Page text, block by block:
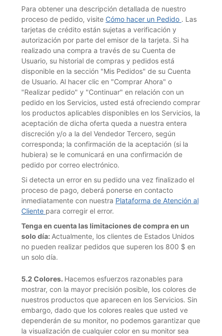
Para obtener una descripción detallada de nuestro
proceso de pedido, visite Cómo hacer un Pedido . Las
tarjetas de crédito están sujetas a verificación y
autorización por parte del emisor de la tarjeta. Si ha
realizado una compra a través de su Cuenta de
Usuario, su historial de compras y pedidos está
disponible en la sección "Mis Pedidos" de su Cuenta
de Usuario. Al hacer clic en "Comprar Ahora" o
"Realizar pedido" y "Continuar" en relación con un
pedido en los Servicios, usted está ofreciendo comprar
los productos aplicables disponibles en los Servicios, la
aceptación de dicha oferta queda a nuestra entera
discreción y/o a la del Vendedor Tercero, según
corresponda; la confirmación de la aceptación (si la
hubiera) se le comunicará en una confirmación de
pedido por correo electrónico.
Si detecta un error en su pedido una vez finalizado el
proceso de pago, deberá ponerse en contacto
inmediatamente con nuestra Plataforma de Atención al
Cliente para corregir el error.
Tenga en cuenta las limitaciones de compra en un
solo día: Actualmente, los clientes de Estados Unidos
no pueden realizar pedidos que superen los 800 $ en
un solo día.
5.2 Colores. Hacemos esfuerzos razonables para
mostrar, con la mayor precisión posible, los colores de
nuestros productos que aparecen en los Servicios. Sin
embargo, dado que los colores reales que usted ve
dependerán de su monitor, no podemos garantizar que
la visualización de cualquier color en su monitor sea